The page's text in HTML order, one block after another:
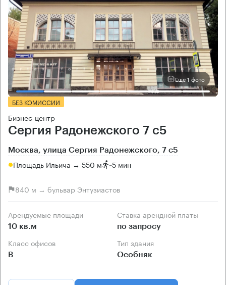
Еще 1 фото
БЕЗ КОМИССИИ
Бизнес-центр
Сергия Радонежского 7 с5
Москва, улица Сергия Радонежского, 7 с5
Площадь Ильича → 550 м ~5 мин
840 м → бульвар Энтузиастов
Арендуемые площади
10 кв.м
Ставка арендной платы
по запросу
Класс офисов
B
Тип здания
Особняк